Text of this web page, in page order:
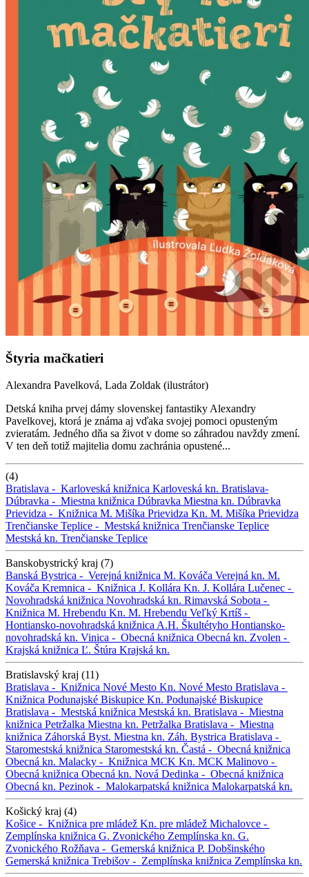
Štyria mačkatieri
Alexandra Pavelková, Lada Zoldak (ilustrátor)
Detská kniha prvej dámy slovenskej fantastiky Alexandry
Pavelkovej, ktorá je známa aj vďaka svojej pomoci opusteným
zvieratám. Jedného dňa sa život v dome so záhradou navždy zmení.
V ten deň totiž majitelia domu zachránia opustené...
(4)
Bratislava - Karloveská knižnica Karloveská kn. Bratislava-
Dúbravka - Miestna knižnica Dúbravka Miestna kn. Dúbravka
Prievidza - Knižnica M. Mišíka Prievidza Kn. M. Mišíka Prievidza
Trenčianske Teplice - Mestská knižnica Trenčianske Teplice
Mestská kn. Trenčianske Teplice
Banskobystrický kraj (7)
Banská Bystrica - Verejná knižnica M. Kováča Verejná kn. M.
Kováča Kremnica - Knižnica J. Kollára Kn. J. Kollára Lučenec -
Novohradská knižnica Novohradská kn. Rimavská Sobota -
Knižnica M. Hrebendu Kn. M. Hrebendu Veľký Krtíš -
Hontiansko-novohradská knižnica A.H. Škultétyho Hontiansko-
novohradská kn. Vinica - Obecná knižnica Obecná kn. Zvolen -
Krajská knižnica Ľ. Štúra Krajská kn.
Bratislavský kraj (11)
Bratislava - Knižnica Nové Mesto Kn. Nové Mesto Bratislava -
Knižnica Podunajské Biskupice Kn. Podunajské Biskupice
Bratislava - Mestská knižnica Mestská kn. Bratislava - Miestna
knižnica Petržalka Miestna kn. Petržalka Bratislava - Miestna
knižnica Záhorská Byst. Miestna kn. Záh. Bystrica Bratislava -
Staromestská knižnica Staromestská kn. Častá - Obecná knižnica
Obecná kn. Malacky - Knižnica MCK Kn. MCK Malinovo -
Obecná knižnica Obecná kn. Nová Dedinka - Obecná knižnica
Obecná kn. Pezinok - Malokarpatská knižnica Malokarpatská kn.
Košický kraj (4)
Košice - Knižnica pre mládež Kn. pre mládež Michalovce -
Zemplínska knižnica G. Zvonického Zemplínska kn. G.
Zvonického Rožňava - Gemerská knižnica P. Dobšinského
Gemerská knižnica Trebišov - Zemplínska knižnica Zemplínska kn.